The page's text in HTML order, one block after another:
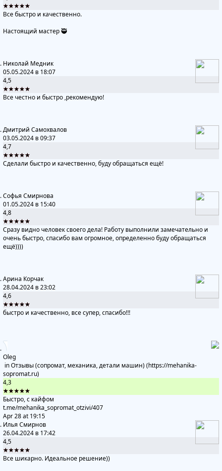
★★★★★
Все быстро и качественно.
Настоящий мастер 🥷
Николай Медник
05.05.2024 в 18:07
4,5
★★★★★
Все честно и быстро ,рекомендую!
Дмитрий Самохвалов
03.05.2024 в 09:37
4,7
★★★★★
Сделали быстро и качественно, буду обращаться ещё!
Софья Смирнова
01.05.2024 в 15:40
4,8
★★★★★
Сразу видно человек своего дела! Работу выполнили замечательно и
очень быстро, спасибо вам огромное, определенно буду обращаться
ещё))))
Арина Корчак
28.04.2024 в 23:02
4,6
★★★★★
быстро и качественно, все супер, спасибо!!!
Oleg
inОтзывы (сопромат, механика, детали машин) (https://mehanika-
sopromat.ru)
4,3
★★★★★
Быстро, с кайфом
t.me/mehanika_sopromat_otzivi/407
Apr 28 at 19:15
Илья Смирнов
26.04.2024 в 17:42
4,5
★★★★★
Все шикарно. Идеальное решение))